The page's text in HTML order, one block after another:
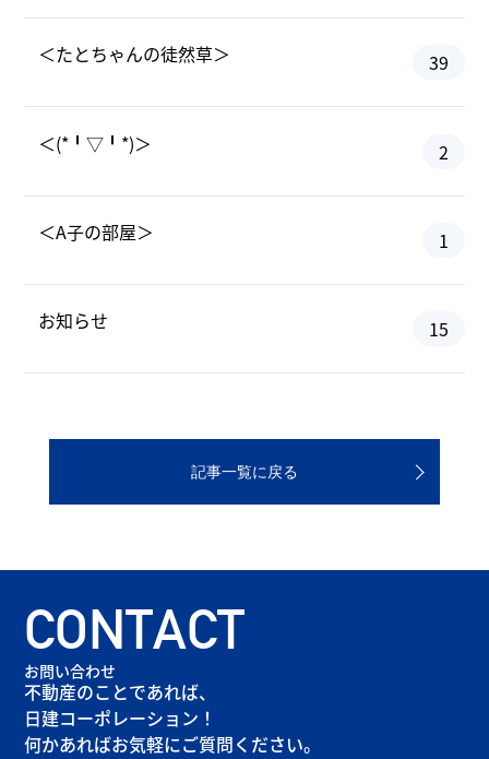
＜たとちゃんの徒然草＞ 39
＜(*╹▽╹*)＞ 2
＜A子の部屋＞ 1
お知らせ 15
記事一覧に戻る
CONTACT
お問い合わせ
不動産のことであれば、
日建コーポレーション！
何かあればお気軽にご質問ください。